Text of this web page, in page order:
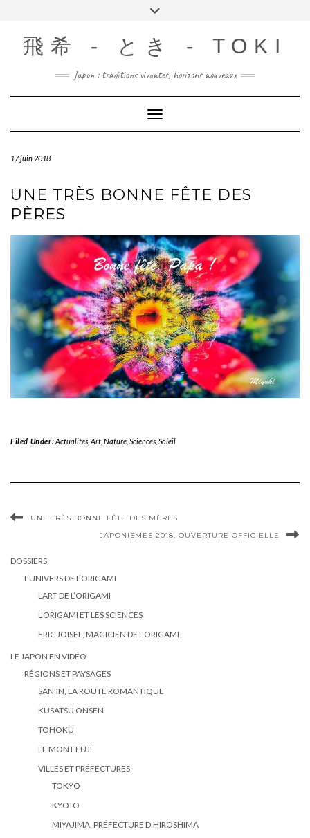
content飛希 - とき - TOKI
Japon : traditions vivantes, horizons nouveaux
Toggle Navigation
17 juin 2018
UNE TRÈS BONNE FÊTE DES
PÈRES
Filed Under:Actualités, Art, Nature, Sciences, Soleil
UNE TRÈS BONNE FÊTE DES MÈRES
JAPONISMES 2018, OUVERTURE OFFICIELLE
DOSSIERS
L’UNIVERS DE L’ORIGAMI
L’ART DE L’ORIGAMI
L’ORIGAMI ET LES SCIENCES
ERIC JOISEL, MAGICIEN DE L’ORIGAMI
LE JAPON EN VIDÉO
RÉGIONS ET PAYSAGES
SAN’IN, LA ROUTE ROMANTIQUE
KUSATSU ONSEN
TOHOKU
LE MONT FUJI
VILLES ET PRÉFECTURES
TOKYO
KYOTO
MIYAJIMA, PRÉFECTURE D’HIROSHIMA